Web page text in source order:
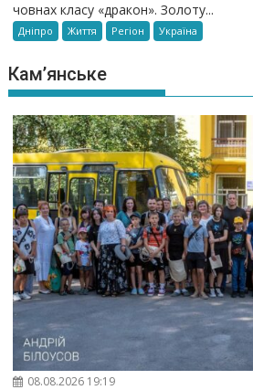
човнах класу «дракон». Золоту...
Дніпро Життя Регіон Україна
Кам’янське
08.08.2026 19:19